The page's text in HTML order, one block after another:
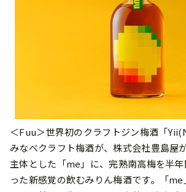
＜Fuu＞世界初のクラフトジン梅酒「
みなべクラフト梅酒が、株式会社豊島屋
主体とした「me」に、完熟南⾼梅を半年
った新感覚の飲むみりん梅酒です。「